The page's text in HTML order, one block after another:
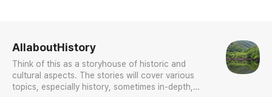
AllaboutHistory
Think of this as a storyhouse of historic and
cultural aspects. The stories will cover various
topics, especially history, sometimes in-depth,